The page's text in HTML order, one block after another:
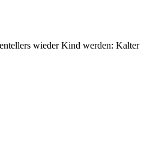
wieder Kind werden: